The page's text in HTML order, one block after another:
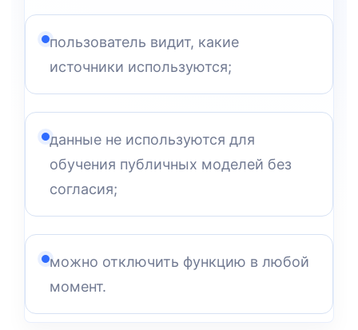
пользователь видит, какие
источники используются;
данные не используются для
обучения публичных моделей без
согласия;
можно отключить функцию в любой
момент.